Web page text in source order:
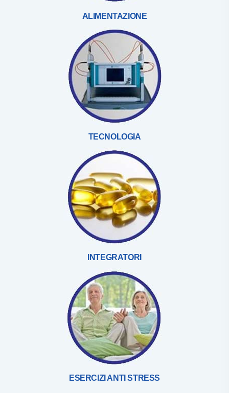
ALIMENTAZIONE
TECNOLOGIA
INTEGRATORI
ESERCIZI ANTI STRESS